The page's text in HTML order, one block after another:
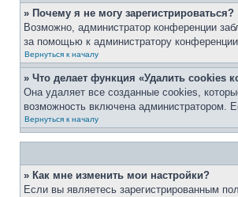
» Почему я не могу зарегистрироваться?
Возможно, администратор конференции
за помощью к администратору
Вернуться к началу
» Что делает функция «Удалить cookies
Она удаляет все созданные cookies,
возможность включена администратором.
Вернуться к началу
» Как мне изменить мои настройки?
Если вы являетесь зарегистрированным